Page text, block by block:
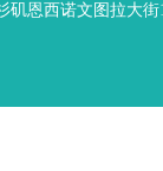
恩西诺文图拉大街